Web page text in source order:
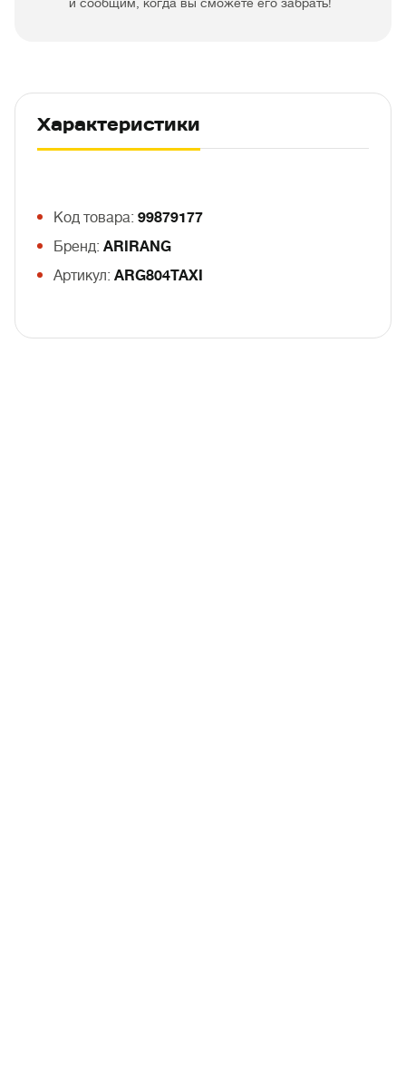
Характеристики
Код товара: 99879177
Бренд: ARIRANG
Артикул: ARG804TAXI